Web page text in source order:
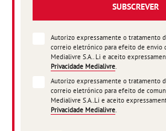
SUBSCREVER
Autorizo expressamente o tratamento
correio eletrónico para efeito de envio
Medialivre S.A.. Li e aceito
Privacidade Medialivre.
Autorizo expressamente o tratamento
correio eletrónico para efeito de
Medialivre S.A..Li e aceito
Privacidade Medialivre.